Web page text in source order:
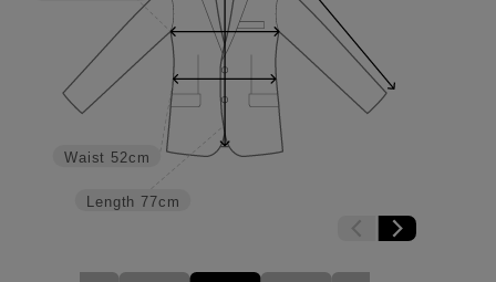
Length 77cm
Waist 52cm